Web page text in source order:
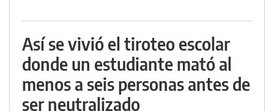
Así se vivió el tiroteo escolar
donde un estudiante mató al
menos a seis personas antes de
ser neutralizado